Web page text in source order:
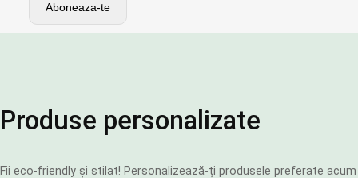
Produse personalizate
Fii eco-friendly și stilat! Personalizează-ți produsele preferate acum